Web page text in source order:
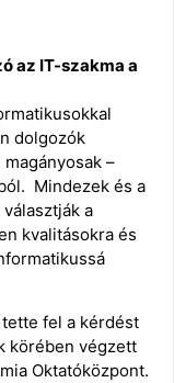
az IT-szakma a
dolgozók
–
Mindezek és a
a
kvalitásokra és
fel a kérdést
körében végzett
Oktatóközpont.